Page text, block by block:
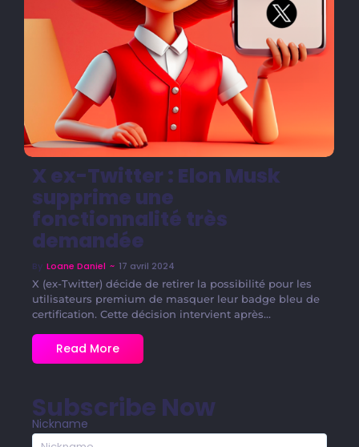
X ex-Twitter : Elon Musk
supprime une
fonctionnalité très
demandée
By Loane Daniel ~ 17 avril 2024
X (ex-Twitter) décide de retirer la possibilité pour les
utilisateurs premium de masquer leur badge bleu de
certification. Cette décision intervient après...
Read More
Subscribe Now
Nickname